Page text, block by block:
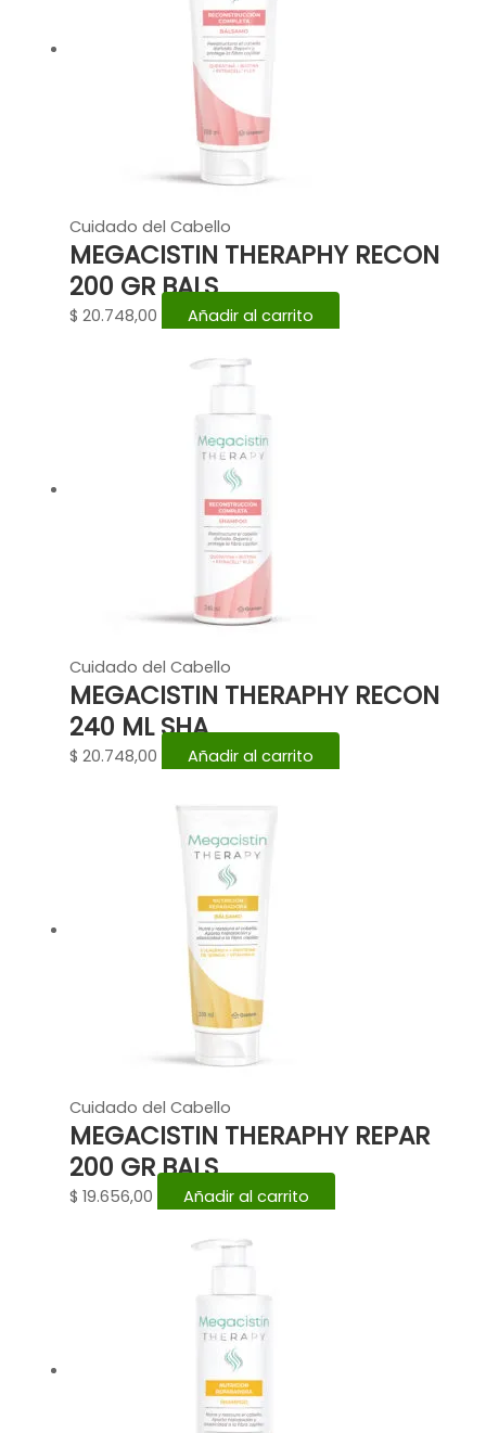
Cuidado del Cabello
MEGACISTIN THERAPHY RECON
200 GR BALS
$ 20.748,00 Añadir al carrito
Cuidado del Cabello
MEGACISTIN THERAPHY RECON
240 ML SHA
$ 20.748,00 Añadir al carrito
Cuidado del Cabello
MEGACISTIN THERAPHY REPAR
200 GR BALS
$ 19.656,00 Añadir al carrito